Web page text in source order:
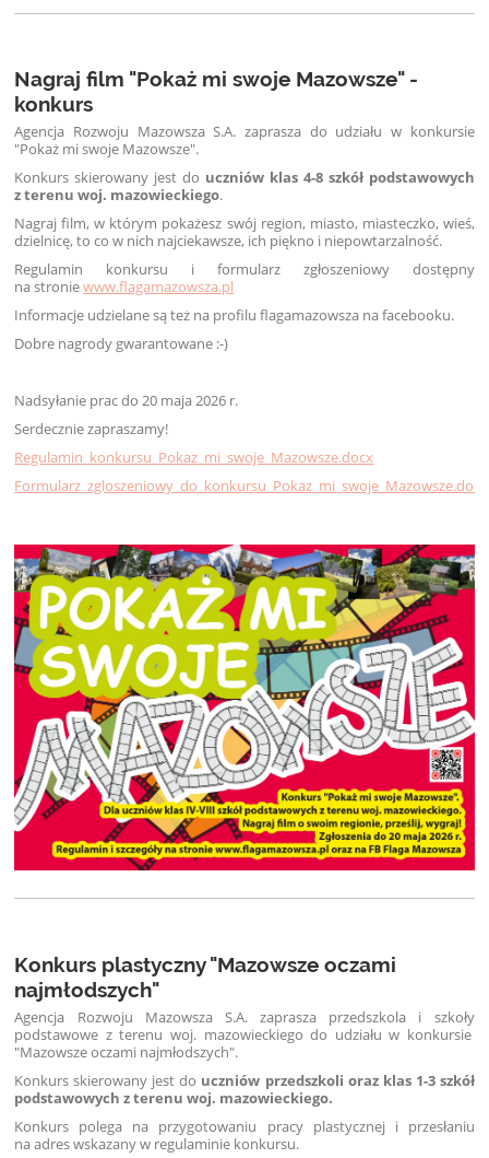
Nagraj film "Pokaż mi swoje Mazowsze" -
konkurs
Agencja Rozwoju Mazowsza S.A. zaprasza do udziału w konkursie
"Pokaż mi swoje Mazowsze".
Konkurs skierowany jest do uczniów klas 4-8 szkół podstawowych
z terenu woj. mazowieckiego.
Nagraj film, w którym pokażesz swój region, miasto, miasteczko, wieś,
dzielnicę, to co w nich najciekawsze, ich piękno i niepowtarzalność.
Regulamin konkursu i formularz zgłoszeniowy dostępny
na stroniewww.flagamazowsza.pl
Informacje udzielane są też na profilu flagamazowsza na facebooku.
Dobre nagrody gwarantowane :-)
Nadsyłanie prac do 20 maja 2026 r.
Serdecznie zapraszamy!
Regulamin_konkursu_Pokaz_mi_swoje_Mazowsze.docx
Formularz_zgloszeniowy_do_konkursu_Pokaz_mi_swoje_Mazowsze.docx
Konkurs plastyczny "Mazowsze oczami
najmłodszych"
Agencja Rozwoju Mazowsza S.A. zaprasza przedszkola i szkoły
podstawowe z terenu woj. mazowieckiego do udziału w konkursie
"Mazowsze oczami najmłodszych".
Konkurs skierowany jest do uczniów przedszkoli oraz klas 1-3szkół
podstawowych z terenu woj. mazowieckiego.
Konkurs polega na przygotowaniu pracy plastycznej i przesłaniu
na adres wskazany w regulaminie konkursu.